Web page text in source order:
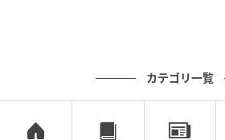
義弟が震え上がった、その後
カテゴリ一覧